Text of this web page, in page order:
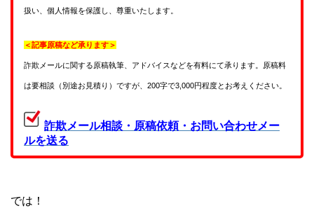
扱い、個人情報を保護し、尊重いたします。
＜記事原稿など承ります＞
詐欺メールに関する原稿執筆、アドバイスなどを有料にて承ります。原稿料
は要相談（別途お見積り）ですが、200字で3,000円程度とお考えください。
詐欺メール相談・原稿依頼・お問い合わせメー
ルを送る
では！